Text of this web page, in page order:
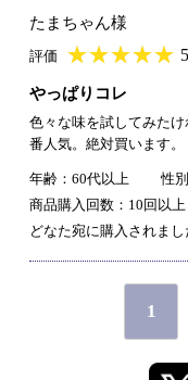
たまちゃん様
評価 ★★★★★
★★★★★ 5
やっぱりコレ
色々な味を試してみた
番人気。絶対買います。
年齢：60代以上
性
商品購入回数：10回以上
どなた宛に購入されま
1